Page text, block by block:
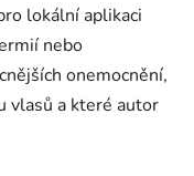
lokální aplikaci
nebo
onemocnění,
vlasů a které autor